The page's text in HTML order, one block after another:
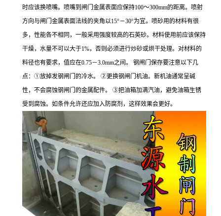
时应该换喷嘴。喷嘴到闸门金属表面应保持100～300mm的距离。喷射
方向与闸门金属表面法线的夹角以15°－30°为宜。喷砂用的材料有很
多，性能各不相同，一般采用强度较高的石英砂。材料使用前应该保持
干燥，水量不可以大于1%，否则必须进行炒砂或烘干处理。对材料的
料径也有要求，值应在0.75－3.0mm之间。 钢闸门保存要注意以下几
点：①放掉发钢闸门的冷水。 ②更换钢闸门机油。新机油通常呈碱
性，不会腐蚀钢闸门的金属配件。 ③把油箱加满汽油，避免油箱生锈
受到腐蚀。如条件允许还应加入防腐剂，这样效果会更好。